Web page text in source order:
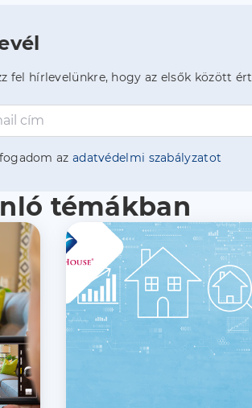
fel hírlevelünkre, hogy az elsők között
az adatvédelmi szabályzatot
témákban